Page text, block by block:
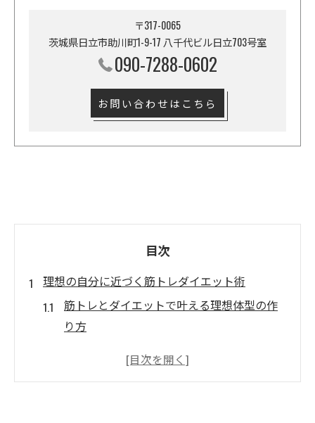
〒317-0065
茨城県日立市助川町1-9-17 八千代ビル日立703号室
090-7288-0602
お問い合わせはこちら
目次
理想の自分に近づく筋トレダイエット術
筋トレとダイエットで叶える理想体型の作
り方
パーソナルジムの効果的なダイエット指導